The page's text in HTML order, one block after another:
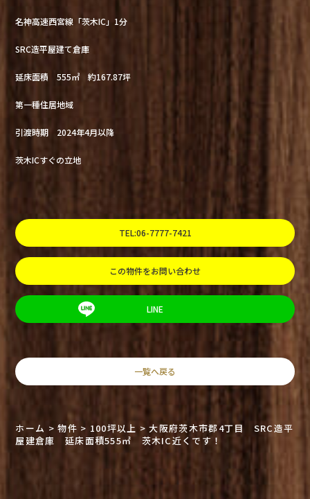
名神高速西宮線「茨木IC」1分
SRC造平屋建て倉庫
延床面積 555㎡ 約167.87坪
第一種住居地域
引渡時期 2024年4月以降
茨木ICすぐの立地
TEL:06-7777-7421
この物件をお問い合わせ
LINE
一覧へ戻る
ホーム >物件 > 100坪以上 >大阪府茨木市郡4丁目 SRC造平
屋建倉庫 延床面積555㎡ 茨木IC近くです！